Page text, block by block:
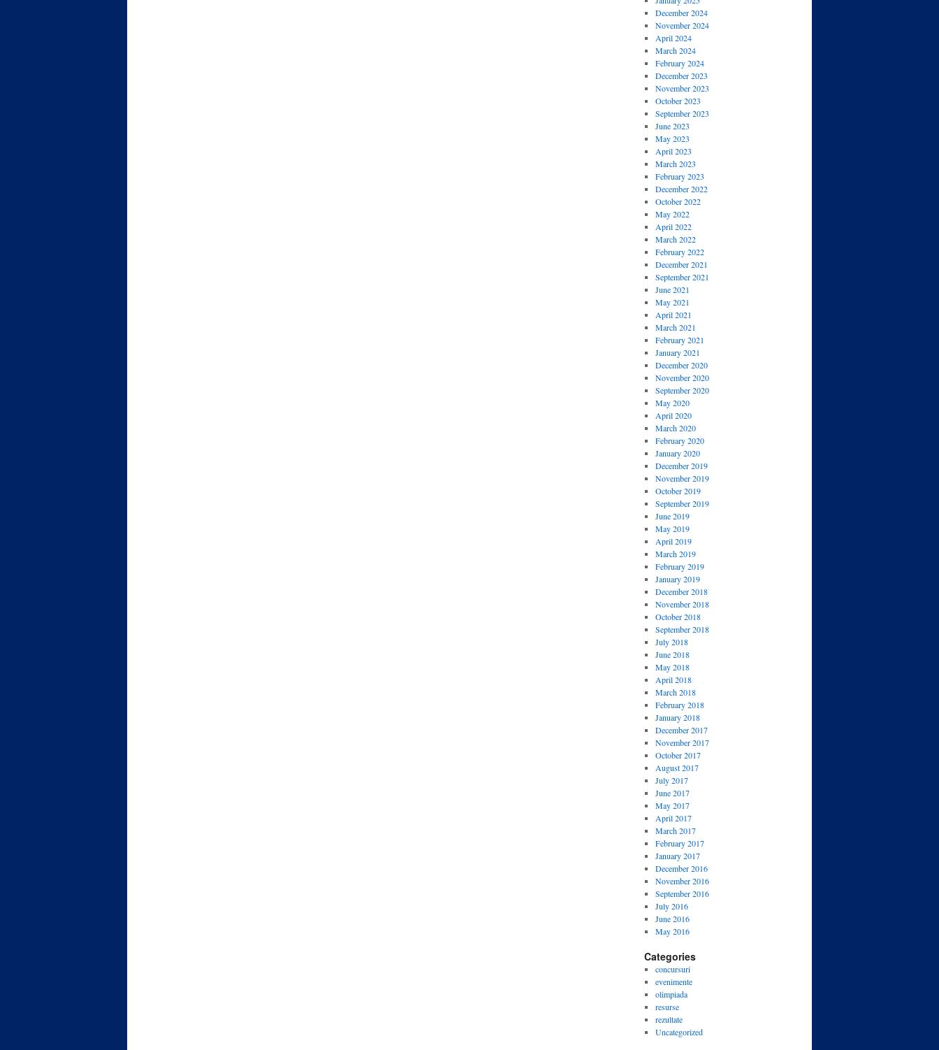
December 2024
November 2024
April 2024
March 2024
February 2024
December 2023
November 2023
October 2023
September 2023
June 2023
May 2023
April 2023
March 2023
February 2023
December 2022
October 2022
May 2022
April 2022
March 2022
February 2022
December 2021
September 2021
June 2021
May 2021
April 2021
March 2021
February 2021
January 2021
December 2020
November 2020
September 2020
May 2020
April 2020
March 2020
February 2020
January 2020
December 2019
November 2019
October 2019
September 2019
June 2019
May 2019
April 2019
March 2019
February 2019
January 2019
December 2018
November 2018
October 2018
September 2018
July 2018
June 2018
May 2018
April 2018
March 2018
February 2018
January 2018
December 2017
November 2017
October 2017
August 2017
July 2017
June 2017
May 2017
April 2017
March 2017
February 2017
January 2017
December 2016
November 2016
September 2016
July 2016
June 2016
May 2016
Categories
concursuri
evenimente
olimpiada
resurse
rezultate
Uncategorized